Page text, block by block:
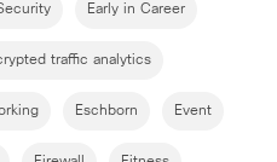
Early in Career
traffic analytics
Eschborn Event